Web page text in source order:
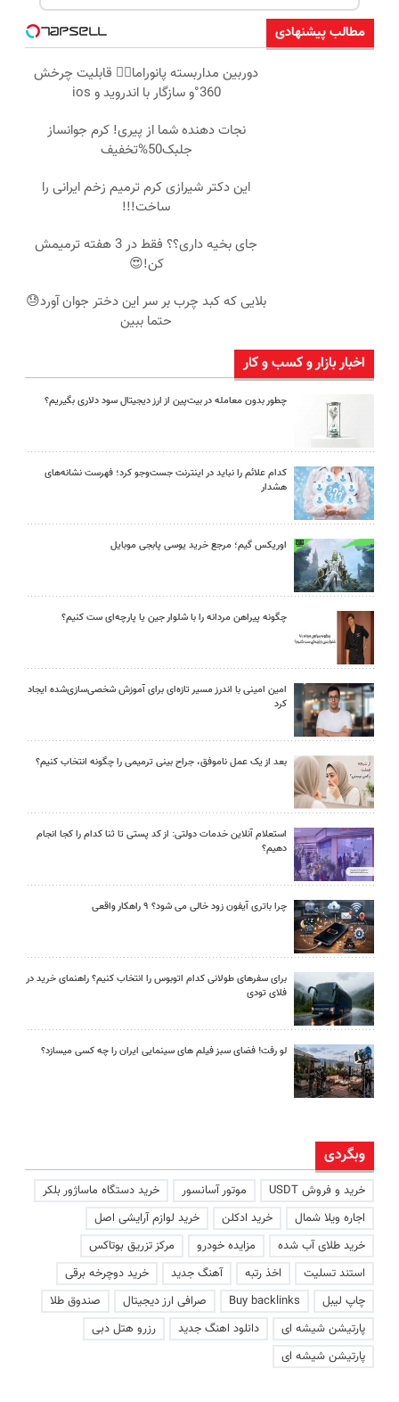
مطالب پیشنهادی
دوربین مداربسته پانوراما👈🏻 قابلیت چرخش
360°و سازگار با اندروید و ios
نجات دهنده شما از پیری! کرم جوانساز
جلبک50%تخفیف
این دکتر شیرازی کرم ترمیم زخم ایرانی را
ساخت!!!
جای بخیه داری؟؟ فقط در 3 هفته ترمیمش
کن!😍
بلایی که کبد چرب بر سر این دختر جوان آورد😓
حتما ببین
اخبار بازار و کسب و کار
چطور بدون معامله در بیت‌پین از ارز دیجیتال سود دلاری بگیریم؟
کدام علائم را نباید در اینترنت جست‌وجو کرد؛ فهرست نشانه‌های
هشدار
اوریکس گیم؛ مرجع خرید یوسی پابجی موبایل
چگونه پیراهن مردانه را با شلوار جین یا پارچه‌ای ست کنیم؟
امین امینی با اندرز مسیر تازه‌ای برای آموزش شخصی‌سازی‌شده ایجاد
کرد
بعد از یک عمل ناموفق، جراح بینی ترمیمی را چگونه انتخاب کنیم؟
استعلام آنلاین خدمات دولتی: از کد پستی تا ثنا کدام را کجا انجام
دهیم؟
چرا باتری آیفون زود خالی می شود؟ ۹ راهکار واقعی
برای سفرهای طولانی کدام اتوبوس را انتخاب کنیم؟ راهنمای خرید در
فلای تودی
لو رفت! فضای سبز فیلم های سینمایی ایران را چه کسی میسازد؟
وبگردی
خرید و فروش USDT موتور آسانسور
خرید دستگاه ماساژور بلکر
اجاره ویلا شمال
خرید ادکلن
خرید لوازم آرایشی اصل
خرید طلای آب شده
مزایده خودرو
مرکز تزریق بوتاکس
استند تسلیت
اخذ رتبه آهنگ جدید
خرید دوچرخه برقی
چاپ لیبل
Buy backlinks صرافی ارز دیجیتال
صندوق طلا
پارتیشن شیشه ای
دانلود اهنگ جدید
رزرو هتل دبی
پارتیشن شیشه ای